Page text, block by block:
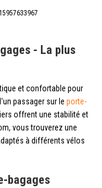
- La plus
et confortable pour
passager sur le porte-
offrent une stabilité et
vous trouverez une
à différents vélos
bagages